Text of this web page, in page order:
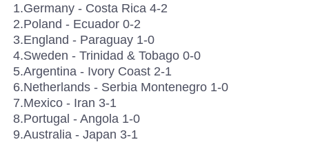
1.Germany - Costa Rica 4-2
2.Poland - Ecuador 0-2
3.England - Paraguay 1-0
4.Sweden - Trinidad & Tobago 0-0
5.Argentina - Ivory Coast 2-1
6.Netherlands - Serbia Montenegro 1-0
7.Mexico - Iran 3-1
8.Portugal - Angola 1-0
9.Australia - Japan 3-1